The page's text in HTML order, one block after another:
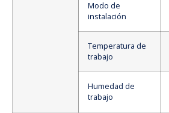
Modo de
instalación
Temperatura de
trabajo
Humedad de
trabajo